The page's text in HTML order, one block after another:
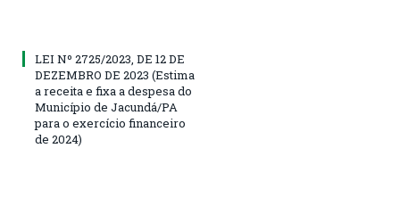
LEI Nº 2725/2023, DE 12 DE
DEZEMBRO DE 2023 (Estima
a receita e fixa a despesa do
Município de Jacundá/PA
para o exercício financeiro
de 2024)